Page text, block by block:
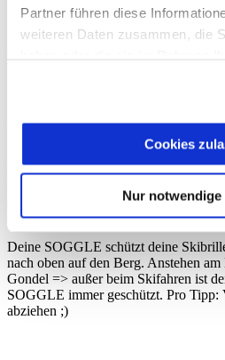
Partner führen diese
weiteren Daten zusammen, die
Cookies
Nur notwendige
Mit deiner SOGGLE kannst du
Gefummel mit dem Brillensack
SOGGLE heißt es: Brille hoch,
geht es nicht. Und Style hat deine
Deine SOGGLE -
Deine SOGGLE schützt deine
nach oben auf den Berg. Anstehen
Gondel => außer beim Skifahren ist
SOGGLE immer geschützt. Pro Tipp:
abziehen ;)